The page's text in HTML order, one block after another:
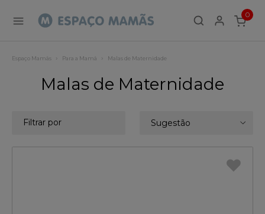
0
ITEMS
Espaço Mamãs Para a Mamã Malas de Maternidade
Malas de Maternidade
Sugestão
Filtrar por